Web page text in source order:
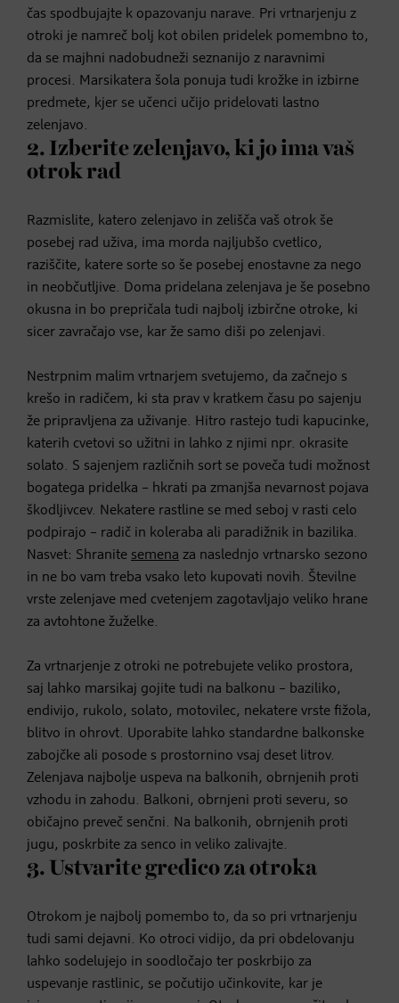
čas spodbujajte k opazovanju narave. Pri vrtnarjenju z
otroki je namreč bolj kot obilen pridelek pomembno to,
da se majhni nadobudneži seznanijo z naravnimi
procesi. Marsikatera šola ponuja tudi krožke in izbirne
predmete, kjer se učenci učijo pridelovati lastno
zelenjavo.
2. Izberite zelenjavo, ki jo ima vaš
otrok rad
Razmislite, katero zelenjavo in zelišča vaš otrok še
posebej rad uživa, ima morda najljubšo cvetlico,
raziščite, katere sorte so še posebej enostavne za nego
in neobčutljive. Doma pridelana zelenjava je še posebno
okusna in bo prepričala tudi najbolj izbirčne otroke, ki
sicer zavračajo vse, kar že samo diši po zelenjavi.
Nestrpnim malim vrtnarjem svetujemo, da začnejo s
krešo in radičem, ki sta prav v kratkem času po sajenju
že pripravljena za uživanje. Hitro rastejo tudi kapucinke,
katerih cvetovi so užitni in lahko z njimi npr. okrasite
solato. S sajenjem različnih sort se poveča tudi možnost
bogatega pridelka – hkrati pa zmanjša nevarnost pojava
škodljivcev. Nekatere rastline se med seboj v rasti celo
podpirajo – radič in koleraba ali paradižnik in bazilika.
Nasvet: Shranite semena za naslednjo vrtnarsko sezono
in ne bo vam treba vsako leto kupovati novih. Številne
vrste zelenjave med cvetenjem zagotavljajo veliko hrane
za avtohtone žuželke.
Za vrtnarjenje z otroki ne potrebujete veliko prostora,
saj lahko marsikaj gojite tudi na balkonu – baziliko,
endivijo, rukolo, solato, motovilec, nekatere vrste fižola,
blitvo in ohrovt. Uporabite lahko standardne balkonske
zabojčke ali posode s prostornino vsaj deset litrov.
Zelenjava najbolje uspeva na balkonih, obrnjenih proti
vzhodu in zahodu. Balkoni, obrnjeni proti severu, so
običajno preveč senčni. Na balkonih, obrnjenih proti
jugu, poskrbite za senco in veliko zalivajte.
3. Ustvarite gredico za otroka
Otrokom je najbolj pomembo to, da so pri vrtnarjenju
tudi sami dejavni. Ko otroci vidijo, da pri obdelovanju
lahko sodelujejo in soodločajo ter poskrbijo za
uspevanje rastlinic, se počutijo učinkovite, kar je